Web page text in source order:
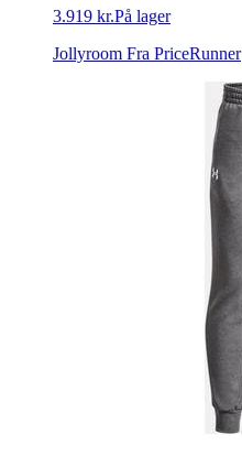
3.919 kr.På lager
Jollyroom Fra PriceRunner